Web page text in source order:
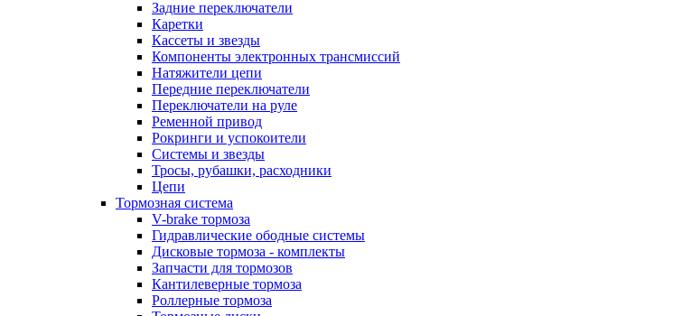
Задние переключатели
Каретки
Кассеты и звезды
Компоненты электронных трансмиссий
Натяжители цепи
Передние переключатели
Переключатели на руле
Ременной привод
Рокринги и успокоители
Системы и звезды
Тросы, рубашки, расходники
Цепи
Тормозная система
V-brake тормоза
Гидравлические ободные системы
Дисковые тормоза - комплекты
Запчасти для тормозов
Кантилеверные тормоза
Роллерные тормоза